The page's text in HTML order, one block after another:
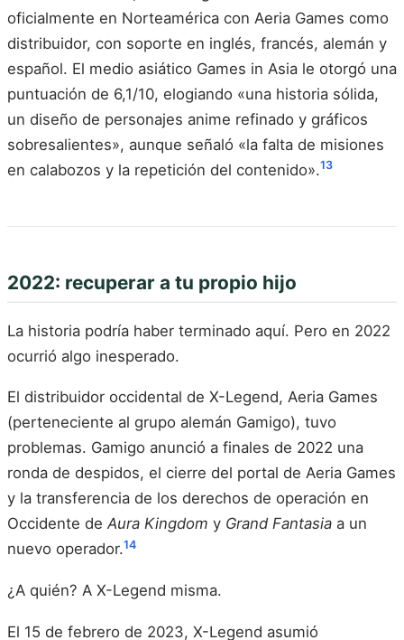
oficialmente en Norteamérica con Aeria Games como
distribuidor, con soporte en inglés, francés, alemán y
español. El medio asiático Games in Asia le otorgó una
puntuación de 6,1/10, elogiando «una historia sólida,
un diseño de personajes anime refinado y gráficos
sobresalientes», aunque señaló «la falta de misiones
en calabozos y la repetición del contenido».13
2022: recuperar a tu propio hijo
La historia podría haber terminado aquí. Pero en 2022
ocurrió algo inesperado.
El distribuidor occidental de X-Legend, Aeria Games
(perteneciente al grupo alemán Gamigo), tuvo
problemas. Gamigo anunció a finales de 2022 una
ronda de despidos, el cierre del portal de Aeria Games
y la transferencia de los derechos de operación en
Occidente deAura Kingdom y Grand Fantasia a un
nuevo operador.14
¿A quién? A X-Legend misma.
El 15 de febrero de 2023, X-Legend asumió